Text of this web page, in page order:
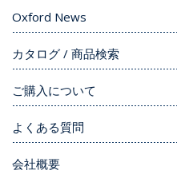
Oxford News
カタログ / 商品検索
ご購入について
よくある質問
会社概要